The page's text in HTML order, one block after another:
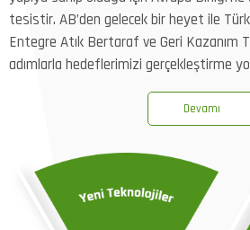
tesistir. AB’den gelecek bir heyet ile
Entegre Atık Bertaraf ve Geri Kazanım
adımlarla hedeflerimizi gerçekleştirme
Devamı